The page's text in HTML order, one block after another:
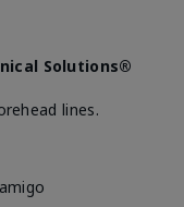
Solutions®
lines.